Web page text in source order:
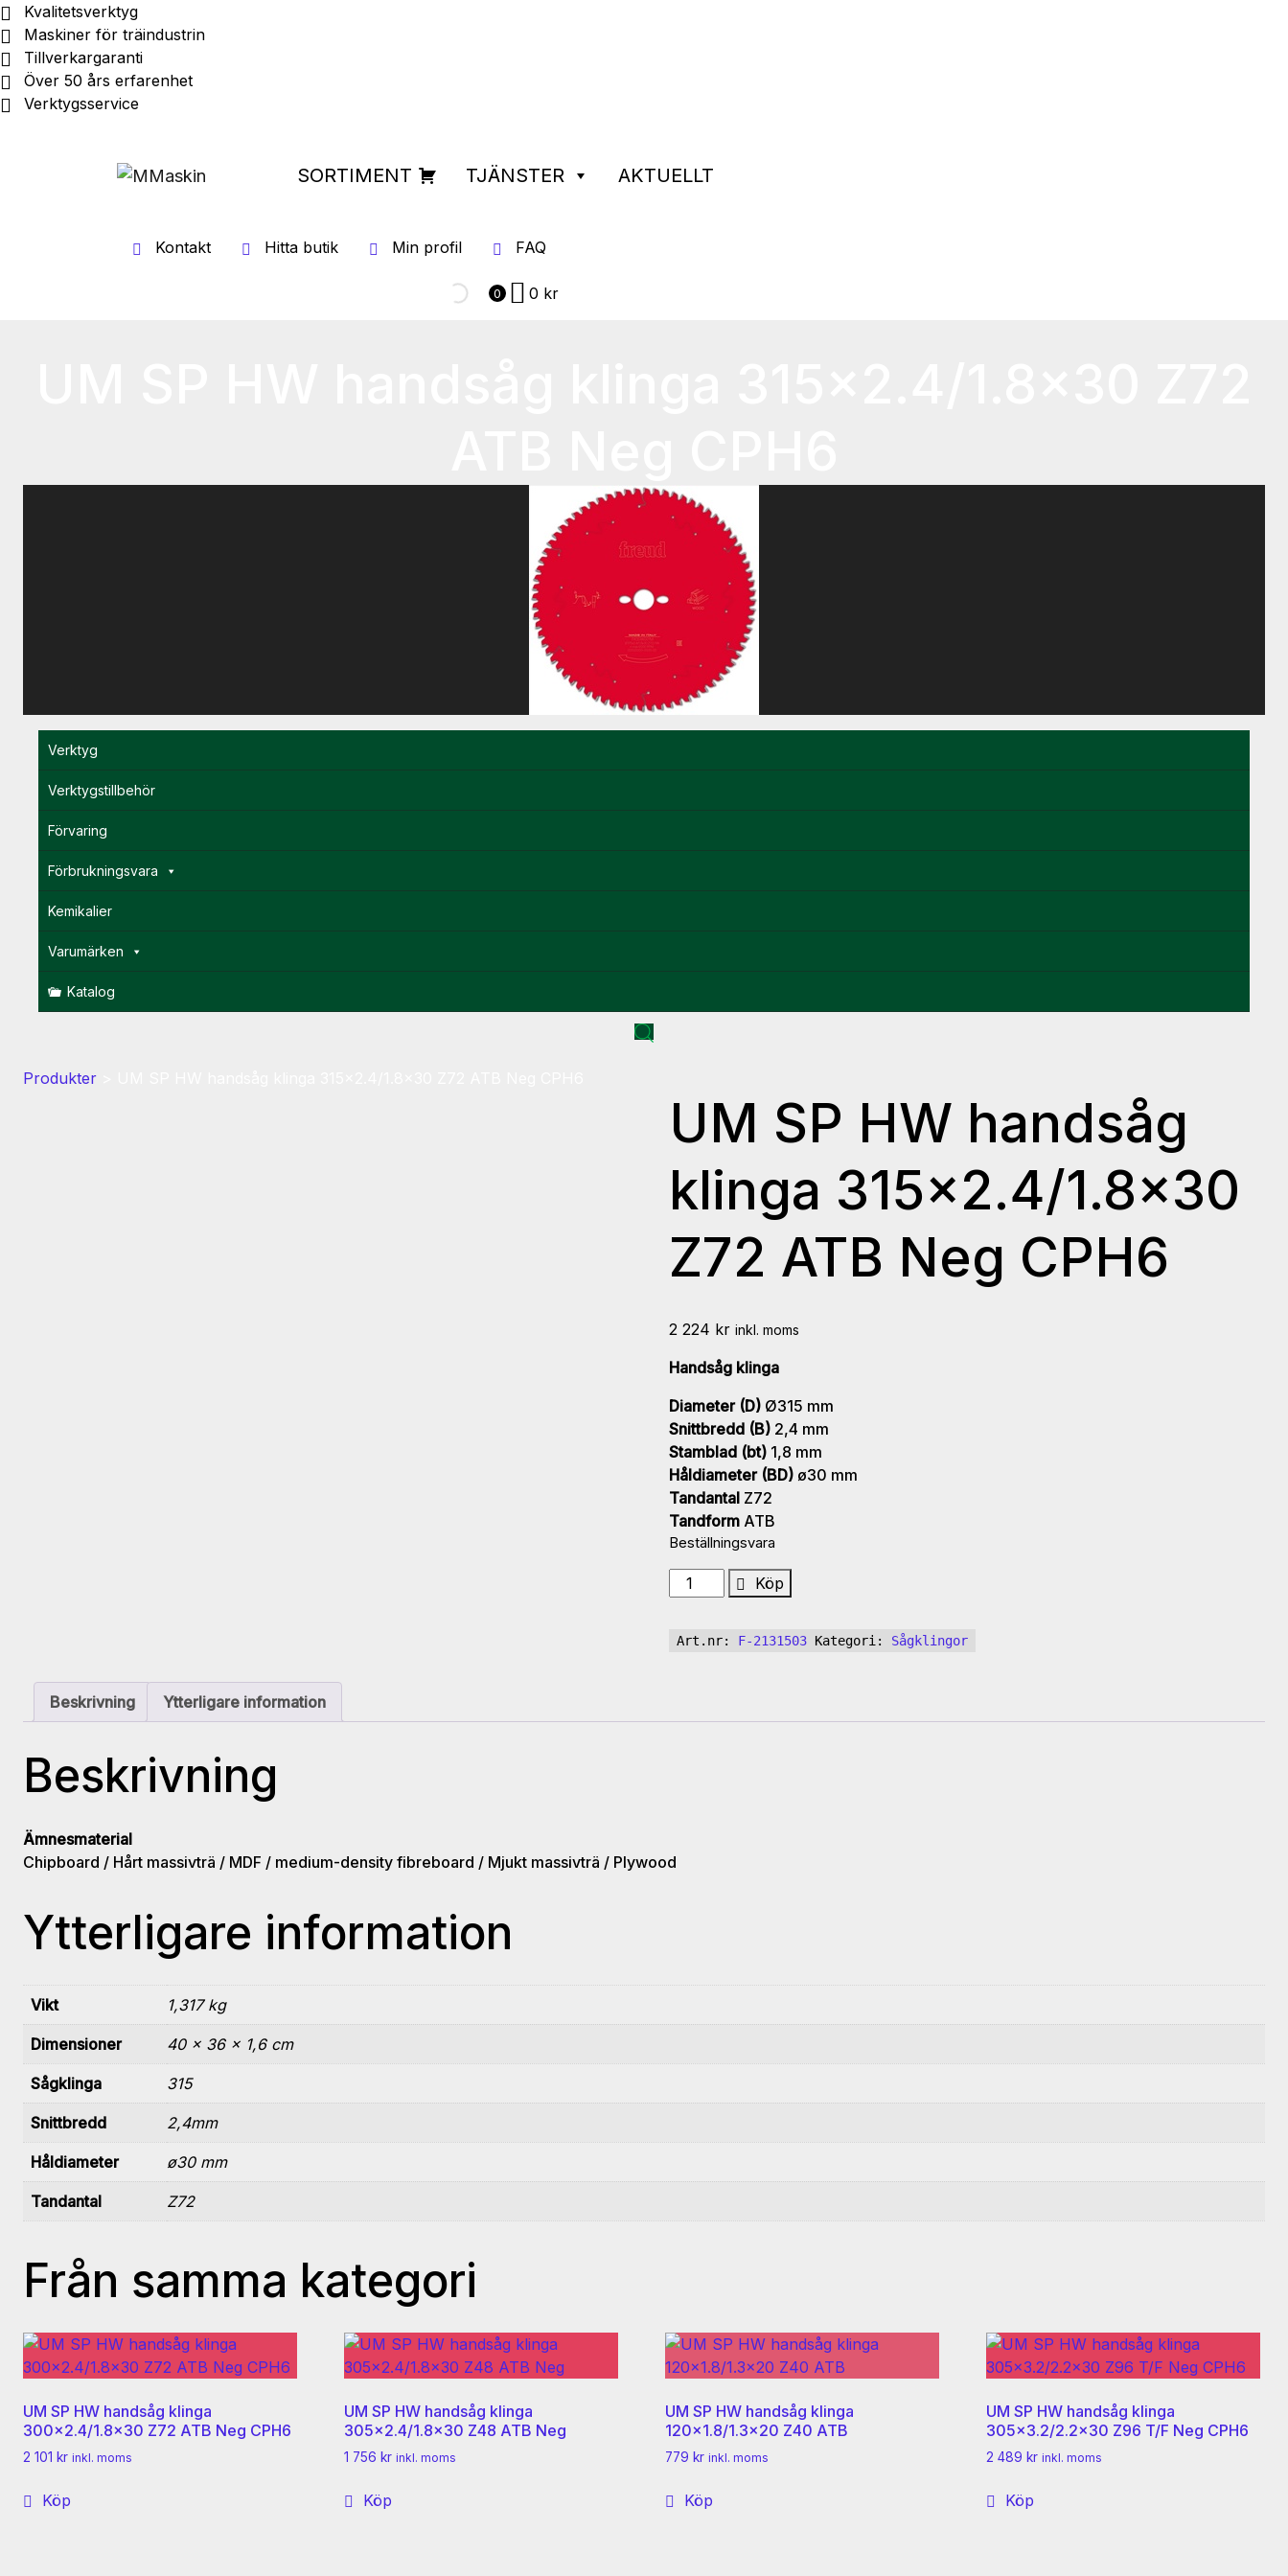
Kvalitetsverktyg
Maskiner för träindustrin
Tillverkargaranti
Över 50 års erfarenhet
Verktygsservice
SORTIMENT TJÄNSTER AKTUELLT
Kontakt Hitta butik Min profil FAQ
0 0 kr
Verktyg
Verktygstillbehör
Förvaring
Förbrukningsvara
Kemikalier
Varumärken
Katalog
Produkter
UM SP HW handsåg
klinga 315×2.4/1.8×30
Z72 ATB Neg CPH6
2 224 kr inkl. moms
Handsåg klinga
Diameter (D)Ø315 mm
Snittbredd (B)2,4 mm
Stamblad (bt)1,8 mm
Håldiameter (BD)ø30 mm
TandantalZ72
TandformATB
Beställningsvara
UM
SP
handsåg
Z72
Köp
Art.nr: F-2131503 Kategori: Sågklingor
Beskrivning Ytterligare information
Beskrivning
Ämnesmaterial
Chipboard / Hårt massivträ / MDF / medium-density fibreboard / Mjukt massivträ / Plywood
Ytterligare information
Vikt 1,317 kg
Dimensioner 40 × 36 × 1,6 cm
Sågklinga 315
Snittbredd 2,4mm
Håldiameter ø30 mm
Tandantal Z72
Från samma kategori
UM SP HW handsåg klinga
300×2.4/1.8×30 Z72 ATB Neg CPH6
2 101 kr inkl. moms
Köp
UM SP HW handsåg klinga
305×2.4/1.8×30 Z48 ATB Neg
1 756 kr inkl. moms
Köp
UM SP HW handsåg klinga
120×1.8/1.3×20 Z40 ATB
779 kr inkl. moms
Köp
UM SP HW handsåg klinga
305×3.2/2.2×30 Z96 T/F Neg CPH6
2 489 kr inkl. moms
Köp